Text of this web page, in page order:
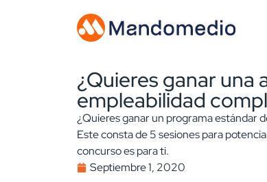
¿Quieres ganar una
empleabilidad
¿Quieres ganar un programa estándar
Este consta de 5 sesiones para
concurso es para ti.
Septiembre 1, 2020